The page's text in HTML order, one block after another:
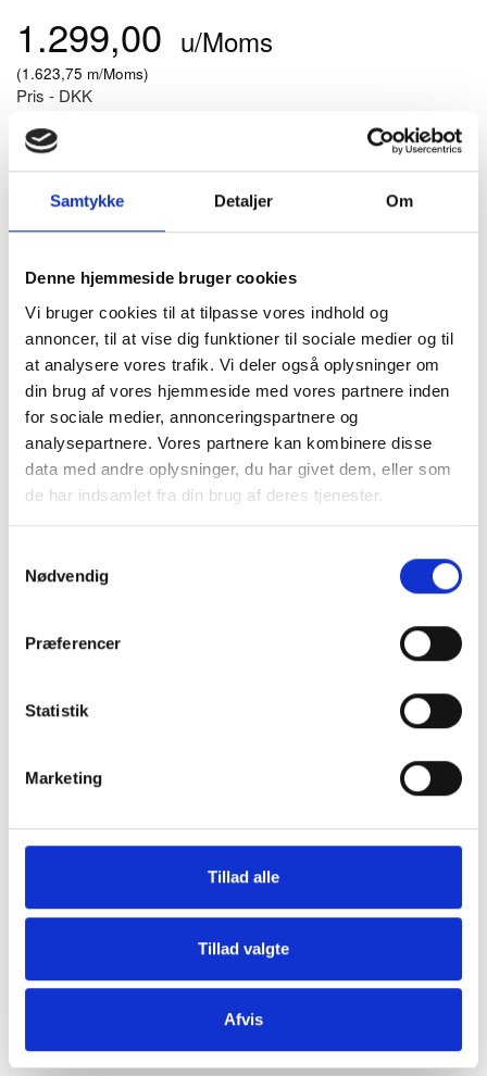
Samtykke Detaljer Om
Denne hjemmeside bruger cookies
Vi bruger cookies til at tilpasse vores indhold og
annoncer, til at vise dig funktioner til sociale medier og til
at analysere vores trafik. Vi deler også oplysninger om
din brug af vores hjemmeside med vores partnere inden
for sociale medier, annonceringspartnere og
analysepartnere. Vores partnere kan kombinere disse
data med andre oplysninger, du har givet dem, eller som
de har indsamlet fra din brug af deres tjenester.
Nødvendig
Præferencer
Statistik
Marketing
Tillad alle
Tillad valgte
Afvis
1.299,00 u/Moms
(1.623,75 m/Moms)
Pris - DKK
Model/varenr.:
På lager
Badegreb i rustfri stål med 90 graders vinkel.
MERE PRODUKTINFO - KLIK HER
LÆG I KURV
BESKRIVELSE
Badehåndtag til brusekabinen - venstrevendt - Rustfri
stål
Længde: 700 mm (vertikal arm), 500 mm (horisontal arm)
Dimensioner: Højde 700 mm, længde 500 mm, bredde 102
Distance fra væggen: 86 mm
maximum belastning: 120 kg
Montering: 9 skruer i væggen